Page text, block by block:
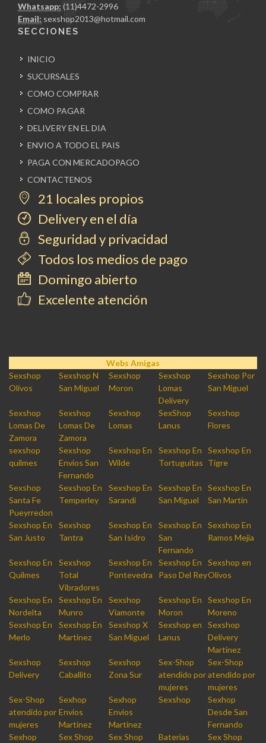
Whatsapp: (11)4472-2996
Email: sexshop2013@hotmail.com
SECCIONES
INICIO
SUCURSALES
COMO COMPRAR
COMO PAGAR
DELIVERY EN EL DIA
ENVIO A TODO EL PAIS
PAGA CON MERCADOPAGO
CONTACTENOS
21 locales propios
Delivery en el día
Seguridad y privacidad
Todos los medios de pago
Domingo abierto
Excelente atención
Webs Amigas
Sexshop
Olivos
Sexshop N
San Miguel
Sexshop
Moron
Sexshop
Lomas
Delivery
Sexshop Por
San Miguel
Sexshop
Lomas De
Zamora
Sexshop
Lomas De
Zamora
Sexshop
Lomas
SexShop
Lanus
Sexshop
Flores
sexshop
quilmes
Sexshop
Envios San
Fernando
Sexshop En
Wilde
Sexshop En
Tortuguitas
Sexshop En
Tigre
Sexshop
Santa Fe
Pueyrredon
Sexshop En
Temperley
Sexshop En
Sarandi
Sexshop En
San Miguel
Sexshop En
San Martin
Sexshop En
San Justo
Sexshop
Tantra
Sexshop En
San Isidro
Sexshop En
San
Fernando
Sexshop En
Ramos Mejia
Sexshop En
Quilmes
Sexshop
Total
Vibradores
Sexshop En
Pontevedra
Sexshop En
Paso Del Rey
Sexshop en
Olivos
Sexshop En
Nordelta
Sexshop En
Munro
Sexshop
Viamonte
Sexshop En
Moron
Sexshop En
Moreno
Sexshop En
Merlo
Sexshop En
Martinez
Sexshop X
San Miguel
Sexshop en
Lanus
Sexshop
Delivery
Martinez
Sexshop
Delivery
Sexshop
Caballito
Sexshop
Zona Sur
Sex-Shop
atendido por
mujeres
Sex-Shop
atendido por
mujeres
Sex-Shop
atendido por
mujeres
Sexhop
Envios
Martinez
Sexhop
Envios
Martinez
Sexshop
Sexhop
Desde San
Fernando
Sexhop
Sex Shop
Sex Shop
Baterias
Sex Shop